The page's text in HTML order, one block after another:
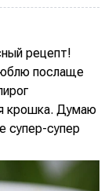
рецепт!
послаще
крошка. Думаю
супер-супер